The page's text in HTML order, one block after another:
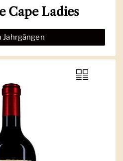
Cape Ladies
Jahrgängen